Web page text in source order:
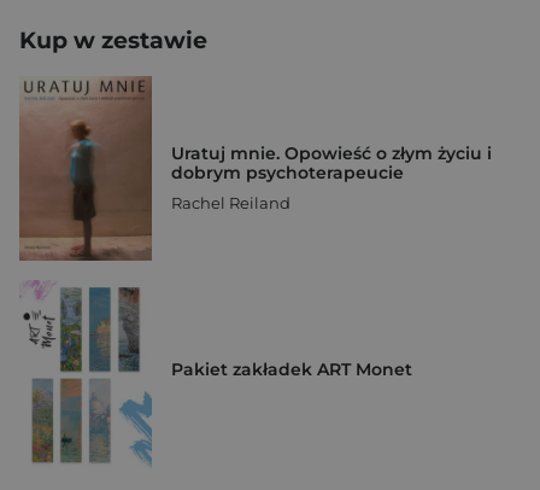
Kup w zestawie
Uratuj mnie. Opowieść o złym życiu i
dobrym psychoterapeucie
Rachel Reiland
Pakiet zakładek ART Monet